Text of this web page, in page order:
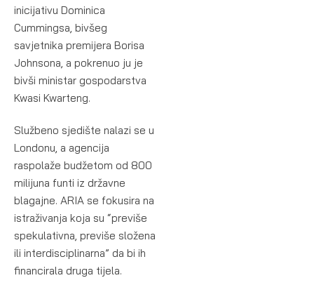
inicijativu Dominica
Cummingsa, bivšeg
savjetnika premijera Borisa
Johnsona, a pokrenuo ju je
bivši ministar gospodarstva
Kwasi Kwarteng.
Službeno sjedište nalazi se u
Londonu, a agencija
raspolaže budžetom od 800
milijuna funti iz državne
blagajne. ARIA se fokusira na
istraživanja koja su “previše
spekulativna, previše složena
ili interdisciplinarna” da bi ih
financirala druga tijela.